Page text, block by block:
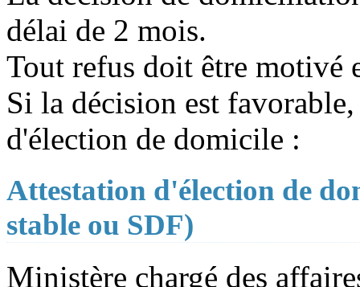
délai de 2 mois.
Tout refus doit être motivé
Si la décision est
d'élection de domicile :
Attestation d'élection de
stable ou SDF)
Ministère chargé des